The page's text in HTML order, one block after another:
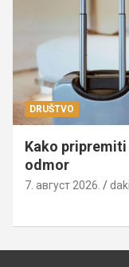
DRUŠTVO
Kako
odmor
7. август 2026.